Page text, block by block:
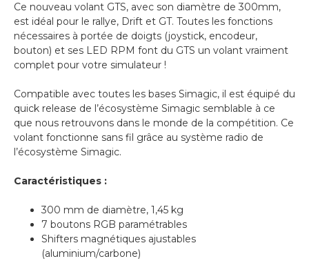
Ce nouveau volant GTS, avec son diamètre de 300mm,
est idéal pour le rallye, Drift et GT. Toutes les fonctions
nécessaires à portée de doigts (joystick, encodeur,
bouton) et ses LED RPM font du GTS un volant vraiment
complet pour votre simulateur !
Compatible avec toutes les bases Simagic, il est équipé du
quick release de l’écosystème Simagic semblable à ce
que nous retrouvons dans le monde de la compétition. Ce
volant fonctionne sans fil grâce au système radio de
l’écosystème Simagic.
Caractéristiques :
300 mm de diamètre, 1,45 kg
7 boutons RGB paramétrables
Shifters magnétiques ajustables
(aluminium/carbone)